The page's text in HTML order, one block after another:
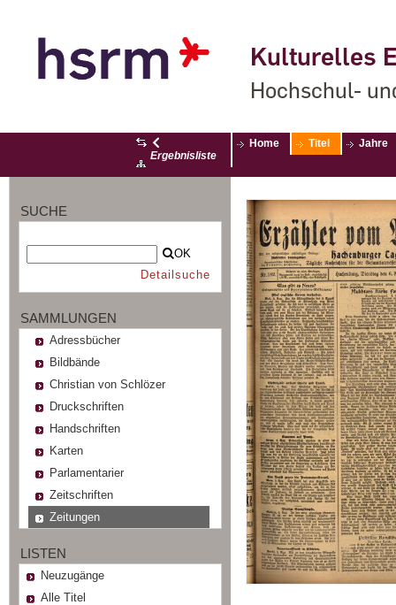
Kulturelles
Hochschul-
Ergebnisliste
Home Titel Jahre
SUCHE
OK
Detailsuche
SAMMLUNGEN
Adressbücher
Bildbände
Christian von Schlözer
Druckschriften
Handschriften
Karten
Parlamentarier
Zeitschriften
Zeitungen
LISTEN
Neuzugänge
Alle Titel